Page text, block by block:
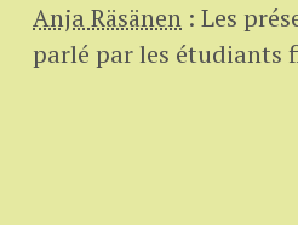
Anja Räsänen : Les
parlé par les étudiants